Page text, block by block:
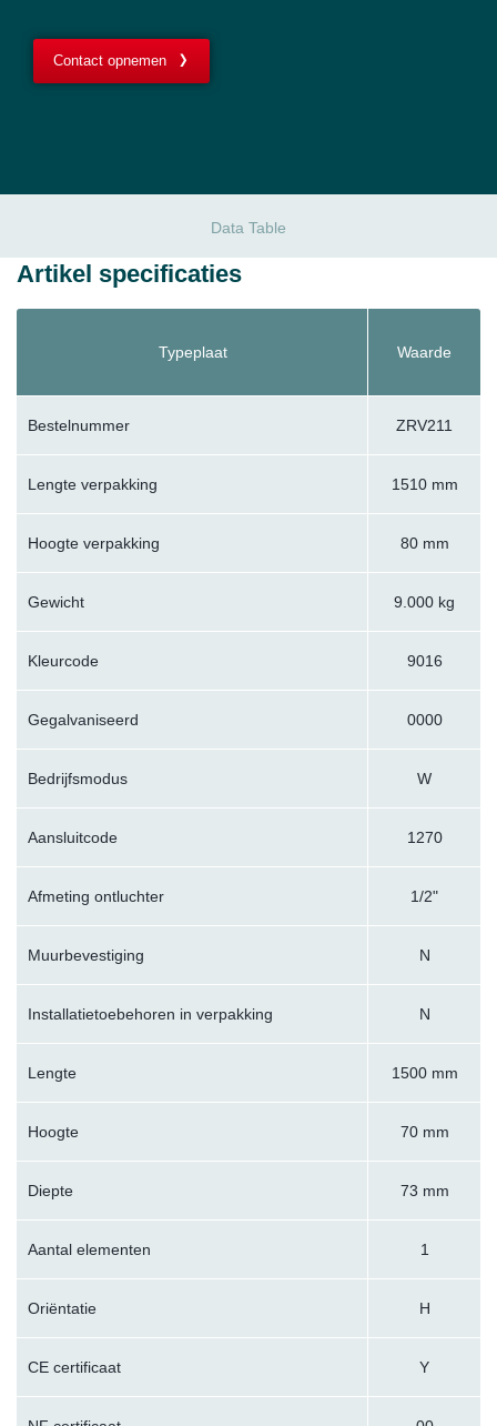
Contact opnemen
Data Table
Artikel specificaties
Typeplaat Waarde
Bestelnummer ZRV211
Lengte verpakking 1510 mm
Hoogte verpakking 80 mm
Gewicht 9.000 kg
Kleurcode 9016
Gegalvaniseerd 0000
Bedrijfsmodus W
Aansluitcode 1270
Afmeting ontluchter 1/2"
Muurbevestiging N
Installatietoebehoren in verpakking N
Lengte 1500 mm
Hoogte 70 mm
Diepte 73 mm
Aantal elementen 1
Oriëntatie H
CE certificaat Y